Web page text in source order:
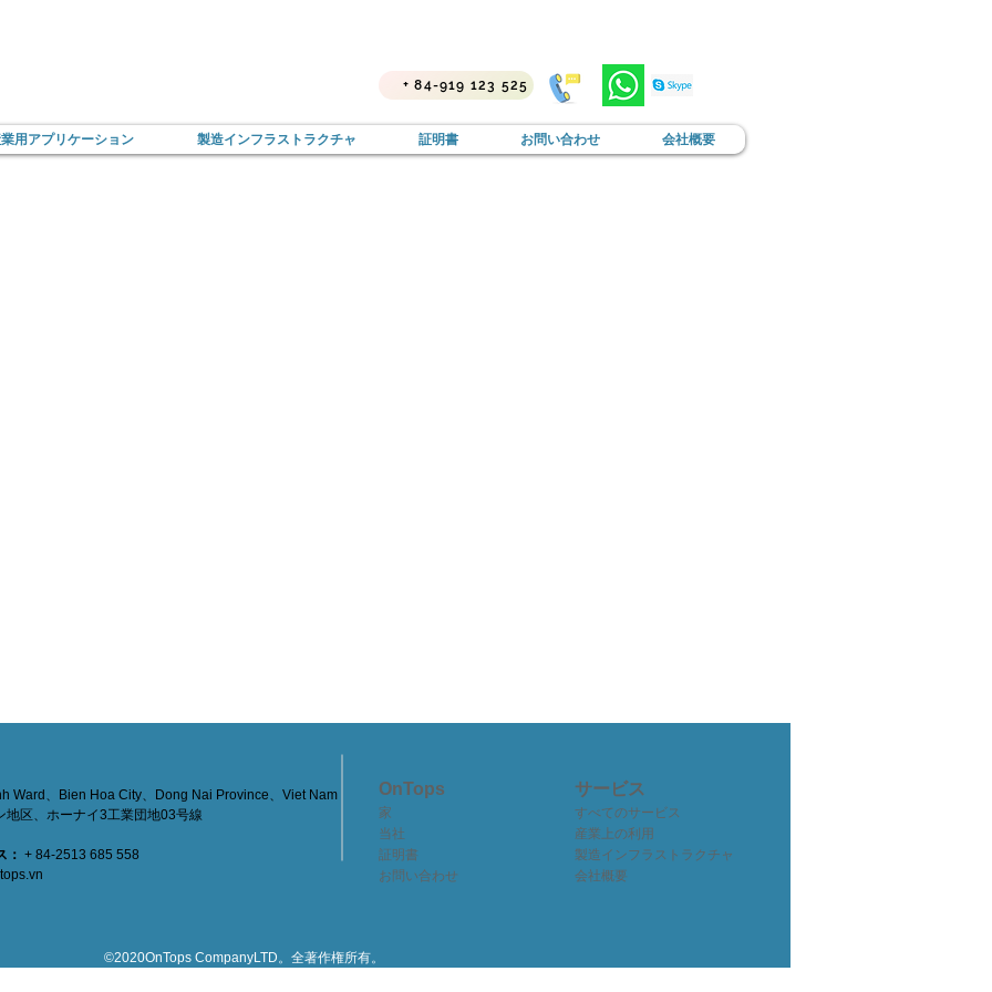
+ 84-919 123 525
用アプリケーション 製造インフラストラクチャ 証明書 お問い合わせ 会社概要
Ward、Bien Hoa City、Dong Nai Province、Viet Nam
区、ホーナイ3工業団地03号線
： + 84-2513 685 558
OnTops
家
当社
証明書
お問い合わせ
サービス
すべてのサービス
産業上の利用
製造インフラストラクチャ
会社概要
©2020OnTops CompanyLTD。全著作権所有。